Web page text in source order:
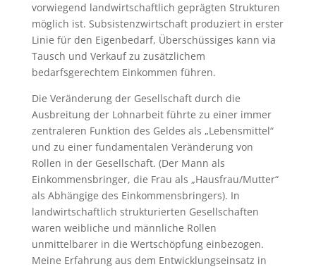
vorwiegend landwirtschaftlich geprägten Strukturen
möglich ist. Subsistenzwirtschaft produziert in erster
Linie für den Eigenbedarf, Überschüssiges kann via
Tausch und Verkauf zu zusätzlichem
bedarfsgerechtem Einkommen führen.
Die Veränderung der Gesellschaft durch die
Ausbreitung der Lohnarbeit führte zu einer immer
zentraleren Funktion des Geldes als „Lebensmittel“
und zu einer fundamentalen Veränderung von
Rollen in der Gesellschaft. (Der Mann als
Einkommensbringer, die Frau als „Hausfrau/Mutter“
als Abhängige des Einkommensbringers). In
landwirtschaftlich strukturierten Gesellschaften
waren weibliche und männliche Rollen
unmittelbarer in die Wertschöpfung einbezogen.
Meine Erfahrung aus dem Entwicklungseinsatz in